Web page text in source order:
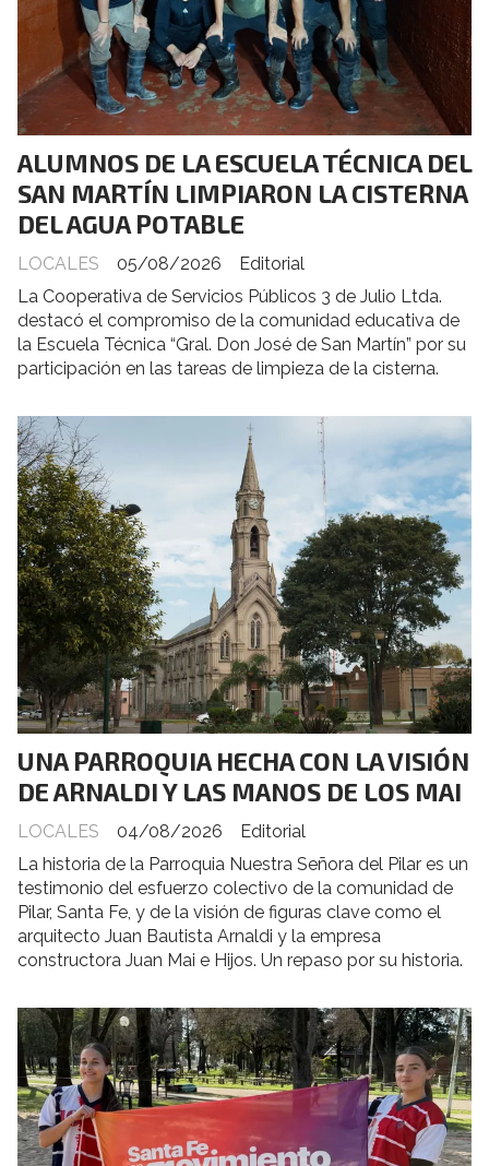
ALUMNOS DE LA ESCUELA TÉCNICA DEL
SAN MARTÍN LIMPIARON LA CISTERNA
DEL AGUA POTABLE
Editorial
LOCALES
05/08/2026
La Cooperativa de Servicios Públicos 3 de Julio Ltda.
destacó el compromiso de la comunidad educativa de
la Escuela Técnica “Gral. Don José de San Martín” por su
participación en las tareas de limpieza de la cisterna.
UNA PARROQUIA HECHA CON LA VISIÓN
DE ARNALDI Y LAS MANOS DE LOS MAI
Editorial
LOCALES
04/08/2026
La historia de la Parroquia Nuestra Señora del Pilar es un
testimonio del esfuerzo colectivo de la comunidad de
Pilar, Santa Fe, y de la visión de figuras clave como el
arquitecto Juan Bautista Arnaldi y la empresa
constructora Juan Mai e Hijos. Un repaso por su historia.